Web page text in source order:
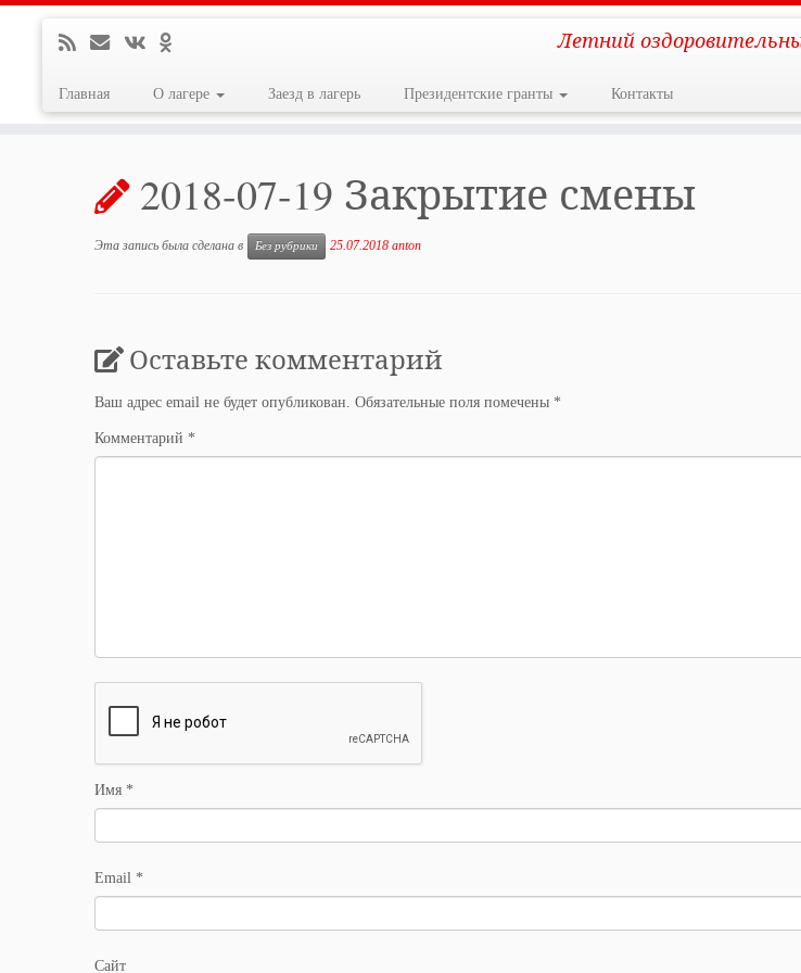
Летний
Главная О лагере Заезд в лагерь Президентские гранты Контакты
2018-07-19 Закрытие смены
Эта запись была сделана в Без рубрики 25.07.2018 anton
Оставьте комментарий
Ваш адрес email не будет опубликован. Обязательные поля помечены *
Комментарий *
Имя *
Email *
Сайт